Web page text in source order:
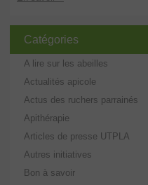
Catégories
A lire sur les abeilles
Actualités apicole
Actus des ruchers parrainés
Apithérapie
Articles de presse UTPLA
Autres initiatives
Bon à savoir